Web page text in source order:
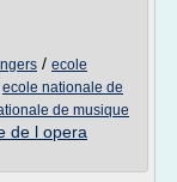
/ ecole
ecole nationale de
de musique
de l opera